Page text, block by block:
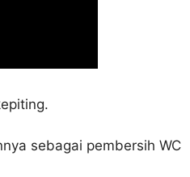
sebagai pembersih WC